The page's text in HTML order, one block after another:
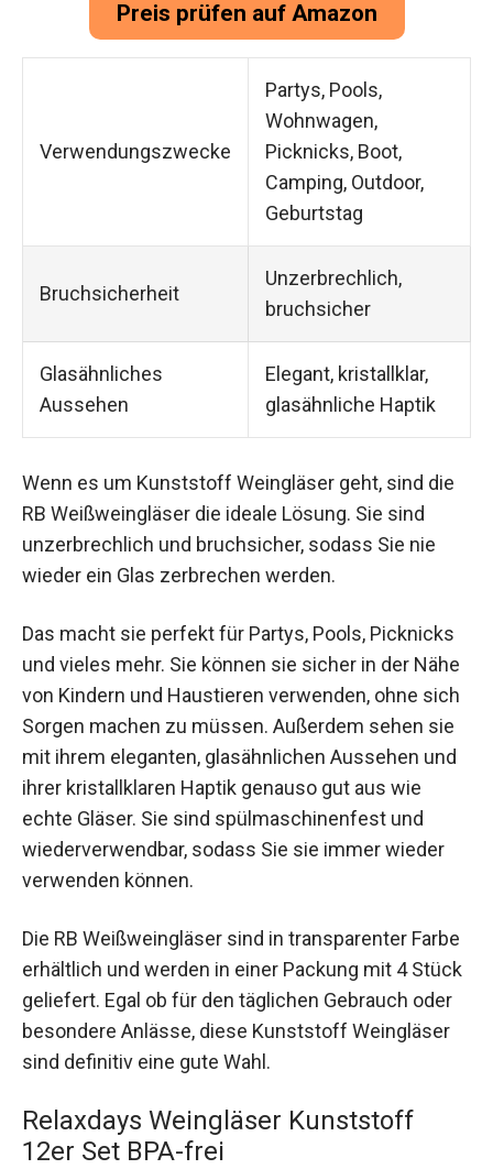
Preis prüfen auf Amazon
Verwendungszwecke
Partys, Pools,
Wohnwagen,
Picknicks, Boot,
Camping, Outdoor,
Geburtstag
Bruchsicherheit
Unzerbrechlich,
bruchsicher
Glasähnliches
Aussehen
Elegant, kristallklar,
glasähnliche Haptik
Wenn es um Kunststoff Weingläser geht, sind die
RB Weißweingläser die ideale Lösung. Sie sind
unzerbrechlich und bruchsicher, sodass Sie nie
wieder ein Glas zerbrechen werden.
Das macht sie perfekt für Partys, Pools, Picknicks
und vieles mehr. Sie können sie sicher in der Nähe
von Kindern und Haustieren verwenden, ohne sich
Sorgen machen zu müssen. Außerdem sehen sie
mit ihrem eleganten, glasähnlichen Aussehen und
ihrer kristallklaren Haptik genauso gut aus wie
echte Gläser. Sie sind spülmaschinenfest und
wiederverwendbar, sodass Sie sie immer wieder
verwenden können.
Die RB Weißweingläser sind in transparenter Farbe
erhältlich und werden in einer Packung mit 4 Stück
geliefert. Egal ob für den täglichen Gebrauch oder
besondere Anlässe, diese Kunststoff Weingläser
sind definitiv eine gute Wahl.
Relaxdays Weingläser Kunststoff
12er Set BPA-frei